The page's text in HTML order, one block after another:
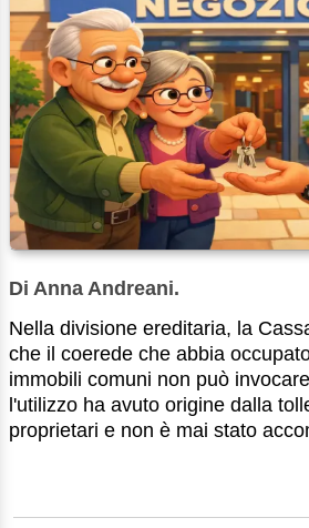
Di Anna Andreani.
Nella divisione ereditaria, la
che il coerede che abbia
immobili comuni non può
l'utilizzo ha avuto origine dalla
proprietari e non è mai stato